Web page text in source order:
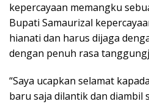
kepercayaan memangku
Bupati Samaurizal
hianati dan harus dijaga
dengan penuh rasa
“Saya ucapkan selamat
baru saja dilantik dan diambil